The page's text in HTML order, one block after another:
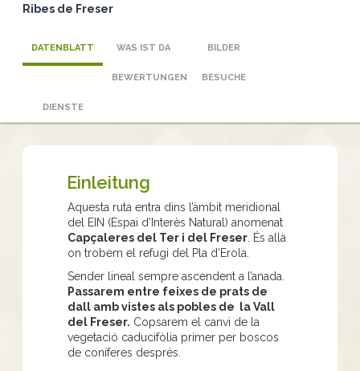
Ribes de Freser
DATENBLATT WAS IST DA BILDER
BEWERTUNGEN BESUCHE
DIENSTE
Einleitung
Aquesta ruta entra dins l’àmbit meridional
del EIN (Espai d’Interès Natural) anomenat
Capçaleres del Ter i del Freser . És allà
on trobem el refugi del Pla d’Erola.
Sender lineal sempre ascendent a l’anada.
Passarem entre feixes de prats de
dall amb vistes als pobles de la Vall
del Freser. Copsarem el canvi de la
vegetació caducifòlia primer per boscos
de coníferes després.